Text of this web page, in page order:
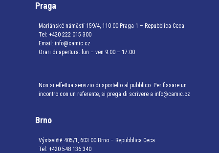
Praga
Mariánské náměstí 159/4, 110 00 Praga 1 – Repubblica Ceca
Tel: +420 222 015 300
Email: info@camic.cz
Orari di apertura: lun – ven 9:00 – 17:00
Non si effettua servizio di sportello al pubblico. Per fissare un
incontro con un referente, si prega di scrivere a info@camic.cz
Brno
Výstaviště 405/1, 603 00 Brno – Repubblica Ceca
Tel: +420 548 136 340